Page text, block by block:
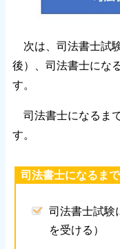
次は、司法書士試
後）、司法書士にな
す。
司法書士になるま
す。
司法書士になるま
司法書士試験
を受ける）